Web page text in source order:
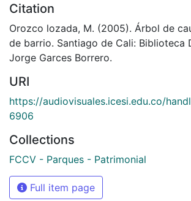
Citation
Orozco lozada, M. (2005). Árbol de
de barrio. Santiago de Cali: Biblioteca
Jorge Garces Borrero.
URI
https://audiovisuales.icesi.edu.co/
6906
Collections
FCCV - Parques - Patrimonial
Full item page